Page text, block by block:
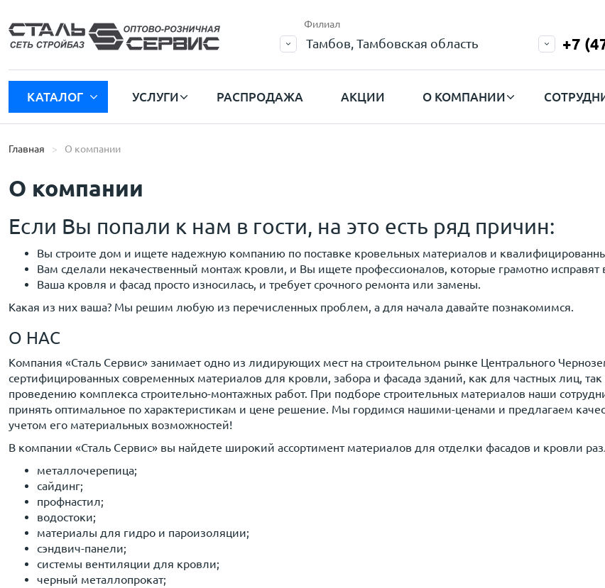
Филиал
Тамбов, Тамбовская область +7
КАТАЛОГ УСЛУГИ РАСПРОДАЖА АКЦИИ О КОМПАНИИ
Главная О компании
О компании
Если Вы попали к нам в гости, на это есть ряд причин:
Вы строите дом и ищете надежную компанию по поставке кровельных материалов и
Вам сделали некачественный монтаж кровли, и Вы ищете профессионалов, которые грамотно исправят
Ваша кровля и фасад просто износилась, и требует срочного ремонта или замены.
Какая из них ваша? Мы решим любую из перечисленных проблем, а для начала давайте познакомимся.
О НАС
Компания «Сталь Сервис» занимает одно из лидирующих мест на строительном рынке Центрального
сертифицированных современных материалов для кровли, забора и фасада зданий, как для частных лиц,
проведению комплекса строительно-монтажных работ. При подборе строительных материалов наши
принять оптимальное по характеристикам и цене решение. Мы гордимся нашими-ценами и предлагаем
учетом его материальных возможностей!
В компании «Сталь Сервис» вы найдете широкий ассортимент материалов для отделки фасадов и кровли
металлочерепица;
сайдинг;
профнастил;
водостоки;
материалы для гидро и пароизоляции;
сэндвич-панели;
системы вентиляции для кровли;
черный металлопрокат;